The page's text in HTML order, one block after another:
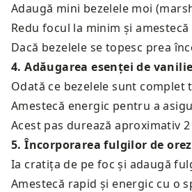
Adaugă mini bezelele moi
Redu focul la minim și
Dacă bezelele se topesc prea
4.Adăugarea esenței de
Odată ce bezelele sunt complet
Amestecă energic pentru a
Acest pas durează aproximativ
5.Încorporarea fulgilor de orez
Ia cratița de pe foc și adaugă
Amestecă rapid și energic cu o